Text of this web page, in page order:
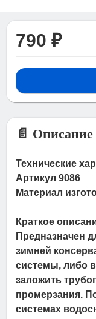
790 ₽
📄 Описание
Технические
Артикул 9086
Материал
Краткое
Предназначен
зимней
системы, либо
заложить
промерзания.
системах